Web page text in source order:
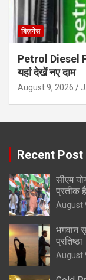
बिज़नेस
Petrol Diesel
यहां देखें नए दाम
August 9, 2026
Recent Post
सीएम
प्रतीक
August
भगवान
प्रतिष्ठा
August